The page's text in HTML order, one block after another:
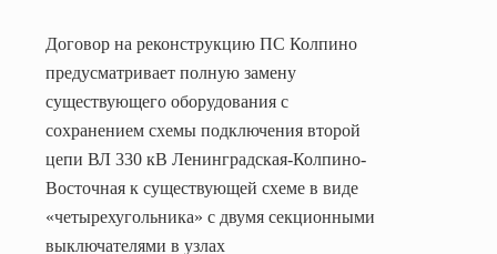
Договор на реконструкцию ПС Колпино
предусматривает полную замену
существующего оборудования с
сохранением схемы подключения второй
цепи ВЛ 330 кВ Ленинградская-Колпино-
Восточная к существующей схеме в виде
«четырехугольника» с двумя секционными
выключателями в узлах